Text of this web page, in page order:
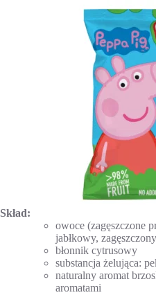
Skład:
owoce (zagęszczone
jabłkowy,
błonnik cytrusowy
substancja żelująca:
naturalny aromat
aromatami